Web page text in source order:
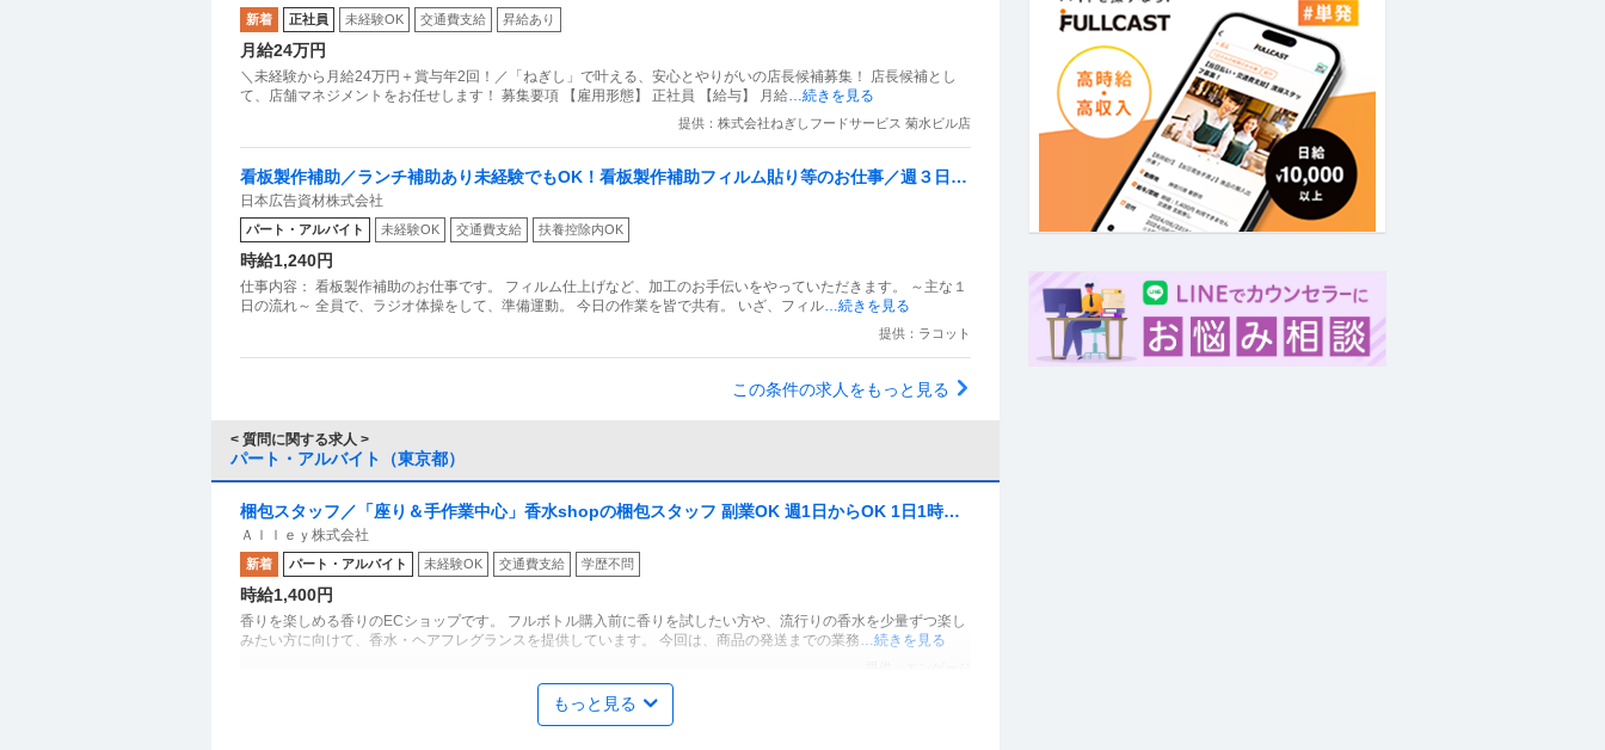
新着 正社員 未経験OK 交通費支給 昇給あり
月給24万円
＼未経験から月給24万円＋賞与年2回！／「ねぎし」で叶える、安心とやりがいの店長候補募集！ 店長候補とし
て、店舗マネジメントをお任せします！ 募集要項 【雇用形態】 正社員 【給与】 月給…続きを見る
提供：株式会社ねぎしフードサービス 菊水ビル店
看板製作補助／ランチ補助あり未経験でもOK！看板製作補助フィルム貼り等のお仕事／週３日O
K（週20時間以内勤務）
日本広告資材株式会社
パート・アルバイト 未経験OK 交通費支給 扶養控除内OK
時給1,240円
仕事内容： 看板製作補助のお仕事です。 フィルム仕上げなど、加工のお手伝いをやっていただきます。 ～主な１
日の流れ～ 全員で、ラジオ体操をして、準備運動。 今日の作業を皆で共有。 いざ、フィル…続きを見る
提供：ラコット
この条件の求人をもっと見る
< 質問に関する求人 >
パート・アルバイト（東京都）
梱包スタッフ／「座り＆手作業中心」香水shopの梱包スタッフ 副業OK 週1日からOK 1日1時間
からOK
Ａｌｌｅｙ株式会社
新着 パート・アルバイト 未経験OK 交通費支給 学歴不問
時給1,400円
香りを楽しめる香りのECショップです。 フルボトル購入前に香りを試したい方や、流行りの香水を少量ずつ楽し
みたい方に向けて、香水・ヘアフレグランスを提供しています。 今回は、商品の発送までの業務…続きを見る
もっと見る